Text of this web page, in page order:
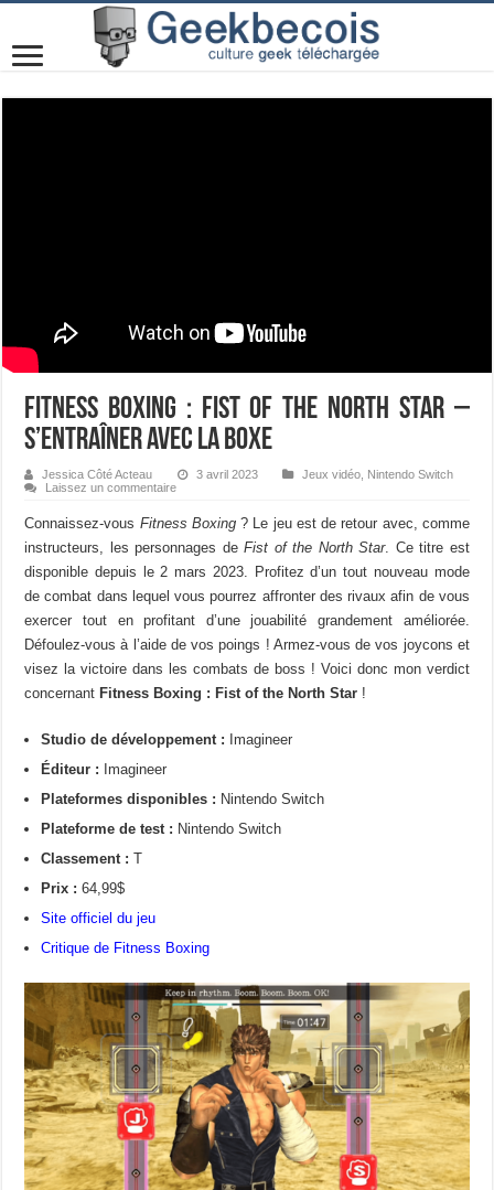
Fitness Boxing : Fist of the North Star –
S’entraîner avec la boxe
Jessica Côté Acteau 3 avril 2023 Jeux vidéo, Nintendo Switch
Laissez un commentaire
Connaissez-vous Fitness Boxing? Le jeu est de retour avec, comme
instructeurs, les personnages deFist of the North Star. Ce titre est
disponible depuis le 2 mars 2023. Profitez d’un tout nouveau mode
de combat dans lequel vous pourrez affronter des rivaux afin de vous
exercer tout en profitant d’une jouabilité grandement améliorée.
Défoulez-vous à l’aide de vos poings ! Armez-vous de vos joycons et
visez la victoire dans les combats de boss ! Voici donc mon verdict
concernant Fitness Boxing : Fist of the North Star !
Studio de développement : Imagineer
Éditeur : Imagineer
Plateformes disponibles : Nintendo Switch
Plateforme de test : Nintendo Switch
Classement :T
Prix :64,99$
Site officiel du jeu
Critique de Fitness Boxing